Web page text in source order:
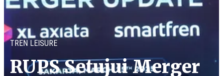
TREN LEISURE
RUPS Setujui Merger